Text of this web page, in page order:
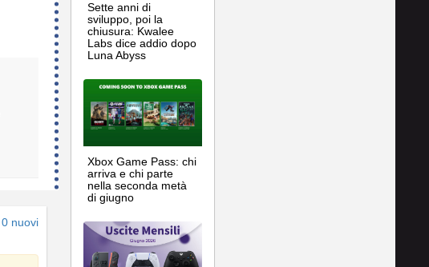
0 nuovi
Sette anni di
sviluppo, poi la
chiusura: Kwalee
Labs dice addio dopo
Luna Abyss
Xbox Game Pass: chi
arriva e chi parte
nella seconda metà
di giugno